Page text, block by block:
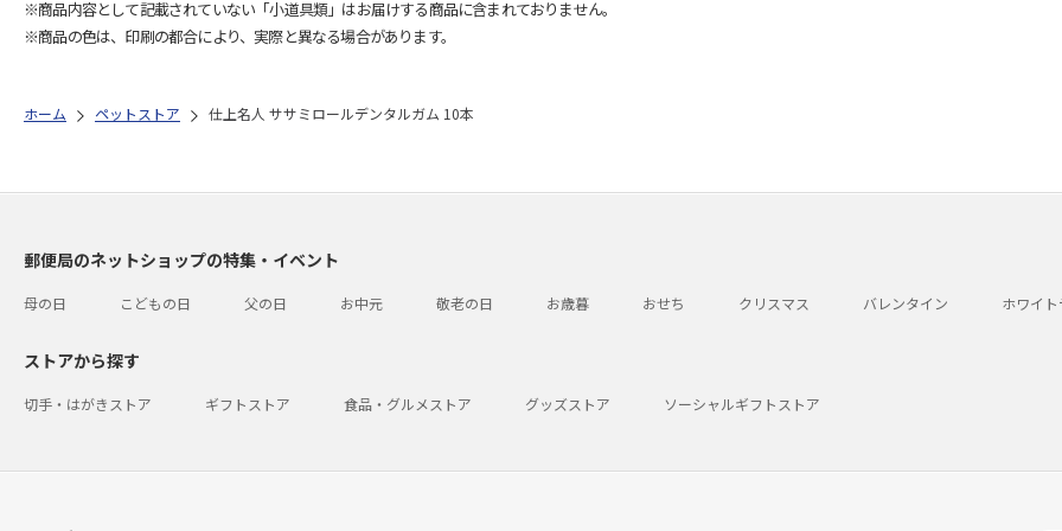
※商品内容として記載されていない「小道具類」はお届けする商品に含まれておりません。
※商品の色は、印刷の都合により、実際と異なる場合があります。
ホーム ペットストア 仕上名人 ササミロールデンタルガム 10本
郵便局のネットショップの特集・イベント
母の日 こどもの日 父の日 お中元 敬老の日 お歳暮 おせち クリスマス バレンタイン ホワイ
ストアから探す
切手・はがきストア ギフトストア 食品・グルメストア グッズストア ソーシャルギフトストア